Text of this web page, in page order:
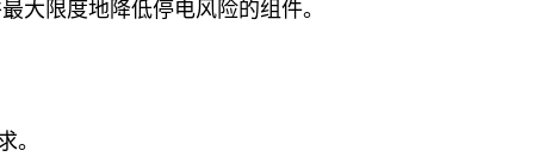
大限度地降低停电风险的组件。
。